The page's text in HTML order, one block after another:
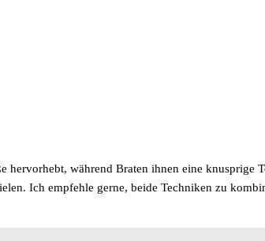
hervorhebt, während Braten ihnen eine knusprige
Ich empfehle gerne, beide Techniken zu